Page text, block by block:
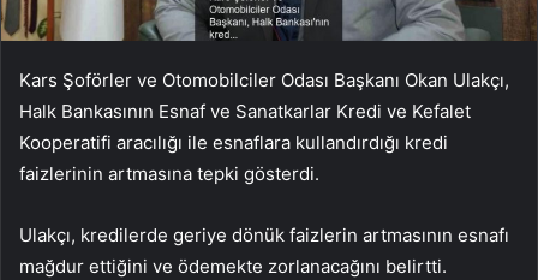
Kars Şoförler ve Otomobilciler Odası Başkanı Okan Ulakçı,
Halk Bankasının Esnaf ve Sanatkarlar Kredi ve Kefalet
Kooperatifi aracılığı ile esnaflara kullandırdığı kredi
faizlerinin artmasına tepki gösterdi.
Ulakçı, kredilerde geriye dönük faizlerin artmasının esnafı
mağdur ettiğini ve ödemekte zorlanacağını belirtti.